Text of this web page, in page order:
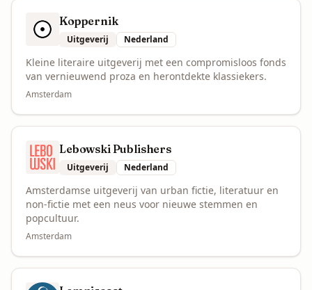
Koppernik
Uitgeverij Nederland
Kleine literaire uitgeverij met een compromisloos fonds
van vernieuwend proza en herontdekte klassiekers.
Amsterdam
Lebowski Publishers
Uitgeverij Nederland
Amsterdamse uitgeverij van urban fictie, literatuur en
non-fictie met een neus voor nieuwe stemmen en
popcultuur.
Amsterdam